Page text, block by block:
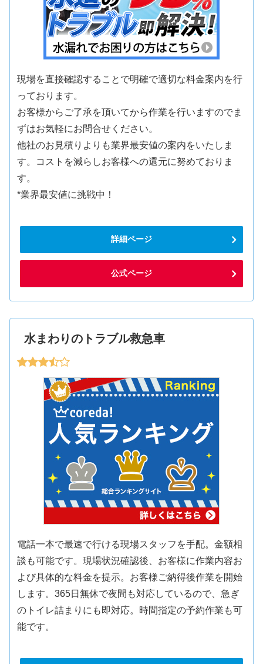
現場を直接確認することで明確で適切な料金案内を行
っております。
お客様からご了承を頂いてから作業を行いますのでま
ずはお気軽にお問合せください。
他社のお見積りよりも業界最安値の案内をいたしま
す。コストを減らしお客様への還元に努めておりま
す。
*業界最安値に挑戦中！
詳細ページ
公式ページ
水まわりのトラブル救急車
電話一本で最速で行ける現場スタッフを手配。金額相
談も可能です。現場状況確認後、お客様に作業内容お
よび具体的な料金を提示。お客様ご納得後作業を開始
します。365日無休で夜間も対応しているので、急ぎ
のトイレ詰まりにも即対応。時間指定の予約作業も可
能です。